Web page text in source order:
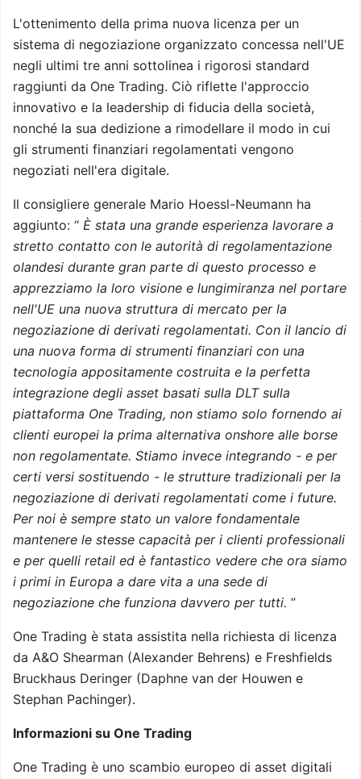
L'ottenimento della prima nuova licenza per un
sistema di negoziazione organizzato concessa nell'UE
negli ultimi tre anni sottolinea i rigorosi standard
raggiunti da One Trading. Ciò riflette l'approccio
innovativo e la leadership di fiducia della società,
nonché la sua dedizione a rimodellare il modo in cui
gli strumenti finanziari regolamentati vengono
negoziati nell'era digitale.
Il consigliere generale Mario Hoessl-Neumann ha
aggiunto: “ È stata una grande esperienza lavorare a
stretto contatto con le autorità di regolamentazione
olandesi durante gran parte di questo processo e
apprezziamo la loro visione e lungimiranza nel portare
nell'UE una nuova struttura di mercato per la
negoziazione di derivati regolamentati. Con il lancio di
una nuova forma di strumenti finanziari con una
tecnologia appositamente costruita e la perfetta
integrazione degli asset basati sulla DLT sulla
piattaforma One Trading, non stiamo solo fornendo ai
clienti europei la prima alternativa onshore alle borse
non regolamentate. Stiamo invece integrando - e per
certi versi sostituendo - le strutture tradizionali per la
negoziazione di derivati regolamentati come i future.
Per noi è sempre stato un valore fondamentale
mantenere le stesse capacità per i clienti professionali
e per quelli retail ed è fantastico vedere che ora siamo
i primi in Europa a dare vita a una sede di
negoziazione che funziona davvero per tutti. ”
One Trading è stata assistita nella richiesta di licenza
da A&O Shearman (Alexander Behrens) e Freshfields
Bruckhaus Deringer (Daphne van der Houwen e
Stephan Pachinger).
Informazioni su One Trading
One Trading è uno scambio europeo di asset digitali